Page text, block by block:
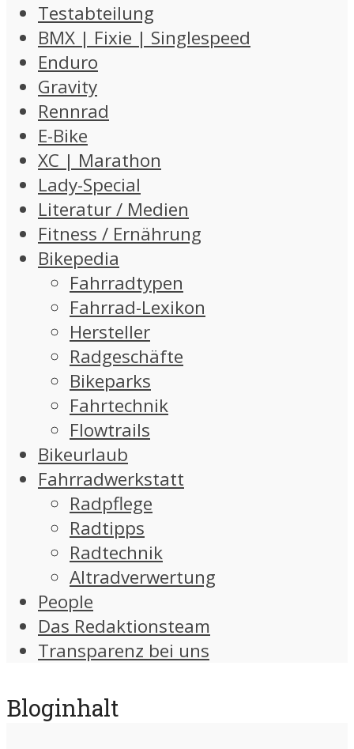
Testabteilung
BMX | Fixie | Singlespeed
Enduro
Gravity
Rennrad
E-Bike
XC | Marathon
Lady-Special
Literatur / Medien
Fitness / Ernährung
Bikepedia
Fahrradtypen
Fahrrad-Lexikon
Hersteller
Radgeschäfte
Bikeparks
Fahrtechnik
Flowtrails
Bikeurlaub
Fahrradwerkstatt
Radpflege
Radtipps
Radtechnik
Altradverwertung
People
Das Redaktionsteam
Transparenz bei uns
Bloginhalt